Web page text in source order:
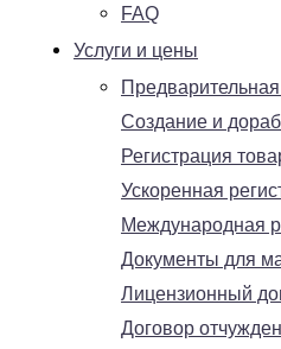
FAQ
Услуги и цены
Создание и
Регистрация
Ускоренная
Международная
Документы для
Лицензионный
Договор